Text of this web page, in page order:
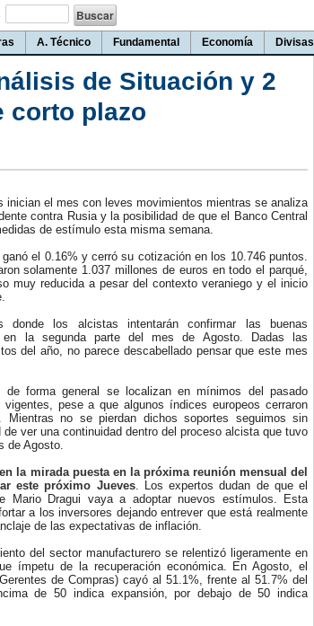
A. Técnico Fundamental Economía Divisas
de Situación y 2
corto plazo
el mes con leves movimientos mientras se analiza
contra Rusia y la posibilidad de que el Banco Central
de estímulo esta misma semana.
el 0.16% y cerró su cotización en los 10.746 puntos.
solamente 1.037 millones de euros en todo el parqué,
muy reducida a pesar del contexto veraniego y el inicio
los alcistas intentarán confirmar las buenas
en la segunda parte del mes de Agosto. Dadas las
del año, no parece descabellado pensar que este mes
forma general se localizan en mínimos del pasado
pese a que algunos índices europeos cerraron
Mientras no se pierdan dichos soportes seguimos sin
ver una continuidad dentro del proceso alcista que tuvo
de Agosto.
la mirada puesta en la próxima reunión mensual del
este próximo Jueves. Los expertos dudan de que el
Mario Dragui vaya a adoptar nuevos estímulos. Esta
a los inversores dejando entrever que está realmente
de las expectativas de inflación.
del sector manufacturero se relentizó ligeramente en
ímpetu de la recuperación económica. En Agosto, el
de Compras) cayó al 51.1%, frente al 51.7% del
de 50 indica expansión, por debajo de 50 indica